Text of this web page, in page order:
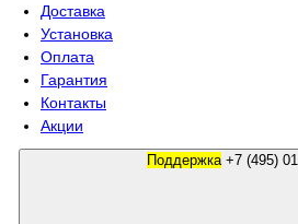
Доставка
Установка
Оплата
Гарантия
Контакты
Акции
Поддержка